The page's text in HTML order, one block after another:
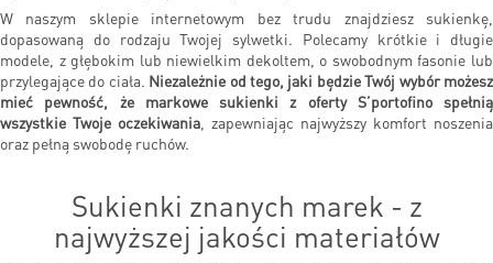
W naszym sklepie internetowym bez trudu znajdziesz sukienkę,
dopasowaną do rodzaju Twojej sylwetki. Polecamy krótkie i długie
modele, z głębokim lub niewielkim dekoltem, o swobodnym fasonie lub
przylegające do ciała. Niezależnie od tego, jaki będzie Twój wybór możesz
mieć pewność, że markowe sukienki z oferty S’portofino spełnią
wszystkie Twoje oczekiwania , zapewniając najwyższy komfort noszenia
oraz pełną swobodę ruchów.
Sukienki znanych marek - z
najwyższej jakości materiałów